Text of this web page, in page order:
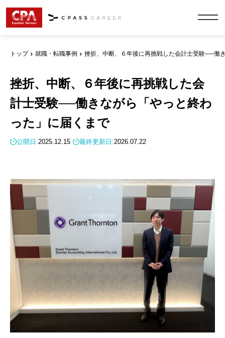
トップ 就職・転職事例 挫折、中断、６年後に再挑戦した会計士受験──働
挫折、中断、６年後に再挑戦した会
計士受験──働きながら「やっと終わ
った」に届くまで
公開日:2025.12.15 最終更新日:2026.07.22